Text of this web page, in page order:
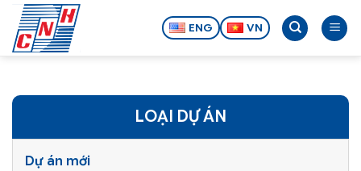
qua
nội
ENG VN
LOẠI DỰ ÁN
Dự án mới